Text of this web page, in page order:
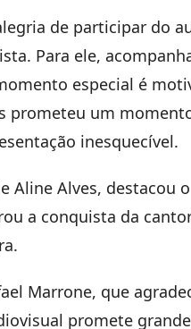
de participar do
Para ele,
especial é
prometeu um
inesquecível.
Aline Alves, destacou
a conquista da
Marrone, que
promete